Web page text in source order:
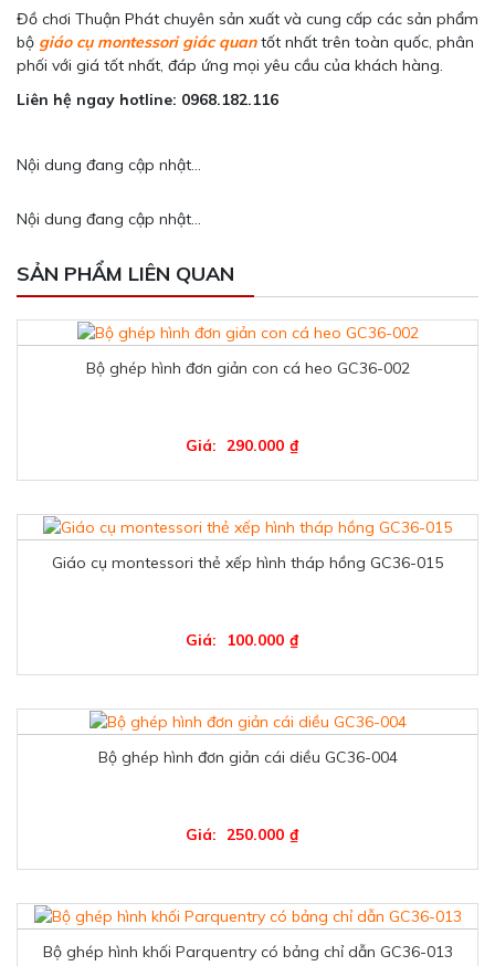
Đồ chơi Thuận Phát chuyên sản xuất và cung cấp các sản phẩm
bộ giáo cụ montessori giác quantốt nhất trên toàn quốc, phân
phối với giá tốt nhất, đáp ứng mọi yêu cầu của khách hàng.
Liên hệ ngay hotline: 0968.182.116
Nội dung đang cập nhật...
Nội dung đang cập nhật...
SẢN PHẨM LIÊN QUAN
Bộ ghép hình đơn giản con cá heo GC36-002
Giá: 290.000 ₫
Giáo cụ montessori thẻ xếp hình tháp hồng GC36-015
Giá: 100.000 ₫
Bộ ghép hình đơn giản cái diều GC36-004
Giá: 250.000 ₫
Bộ ghép hình khối Parquentry có bảng chỉ dẫn GC36-013